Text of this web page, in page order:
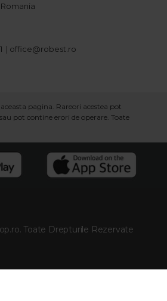
| office@robest.ro
pagina. Rareori acestea pot
pot contine erori de operare. Toate
Toate Drepturile Rezervate